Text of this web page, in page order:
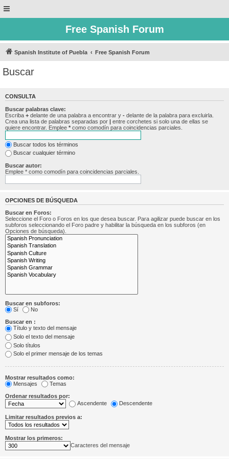
Free Spanish Forum
Spanish Institute of Puebla Free Spanish Forum
Buscar
CONSULTA
Buscar palabras clave:
Escriba + delante de una palabra a encontrar y - delante de la palabra para excluirla.
Crea una lista de palabras separadas por | entre corchetes si solo una de ellas se
quiere encontrar. Emplee * como comodín para coincidencias parciales.
Buscar todos los términos
Buscar cualquier término
Buscar autor:
Emplee * como comodín para coincidencias parciales.
OPCIONES DE BÚSQUEDA
Buscar en Foros:
Seleccione el Foro o Foros en los que desea buscar. Para agilizar puede buscar en los
subforos seleccionando el Foro padre y habilitar la búsqueda en los subforos (en
Opciones de búsqueda).
Buscar en subforos:
Sí
No
Buscar en :
Título y texto del mensaje
Solo el texto del mensaje
Solo títulos
Solo el primer mensaje de los temas
Mostrar resultados como:
Mensajes
Temas
Ordenar resultados por:
Ascendente
Descendente
Limitar resultados previos a:
Mostrar los primeros:
Caracteres del mensaje